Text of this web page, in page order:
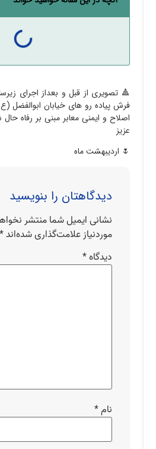
🔺 تصویری از قبل و بعداز اجرای
فرش پیاده رو های خیابان ابوالفضل
اصلاح و ایمنی معابر مبنی بر رفاه
عزیز
🌷 اردیبهشت ماه
دیدگاهتان را بنویسید
نشانی ایمیل شما منتشر
موردنیاز علامت‌گذاری شده‌اند*
دیدگاه*
نام*